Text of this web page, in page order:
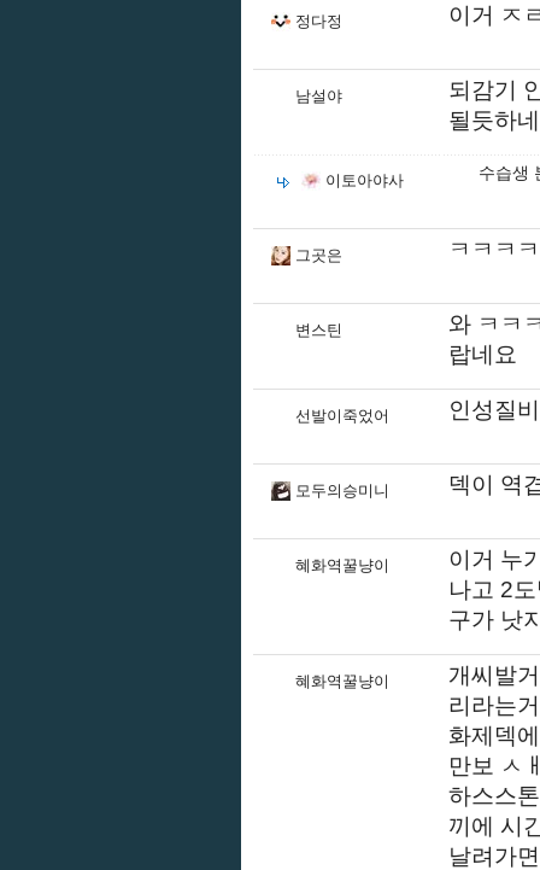
정다정 이거 ㅈ
남설야
되감기
될듯하
이토아야사 수습생
그곳은 ㅋㅋㅋ
변스틴
와 ㅋㅋ
랍네요
선발이죽었어 인성질
모두의승미니 덱이 역
혜화역꿀냥이
이거 누
나고 2
구가 낫
혜화역꿀냥이
개씨발
리라는
화제덱
만보 ㅅ
하스스
끼에 시
날려가